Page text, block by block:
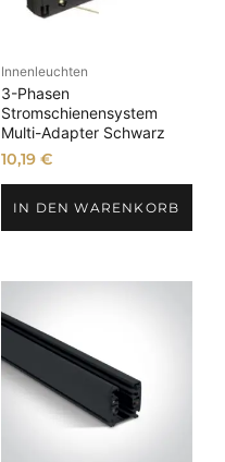
Innenleuchten
3-Phasen
Stromschienensystem
Multi-Adapter Schwarz
10,19 €
IN DEN WARENKORB